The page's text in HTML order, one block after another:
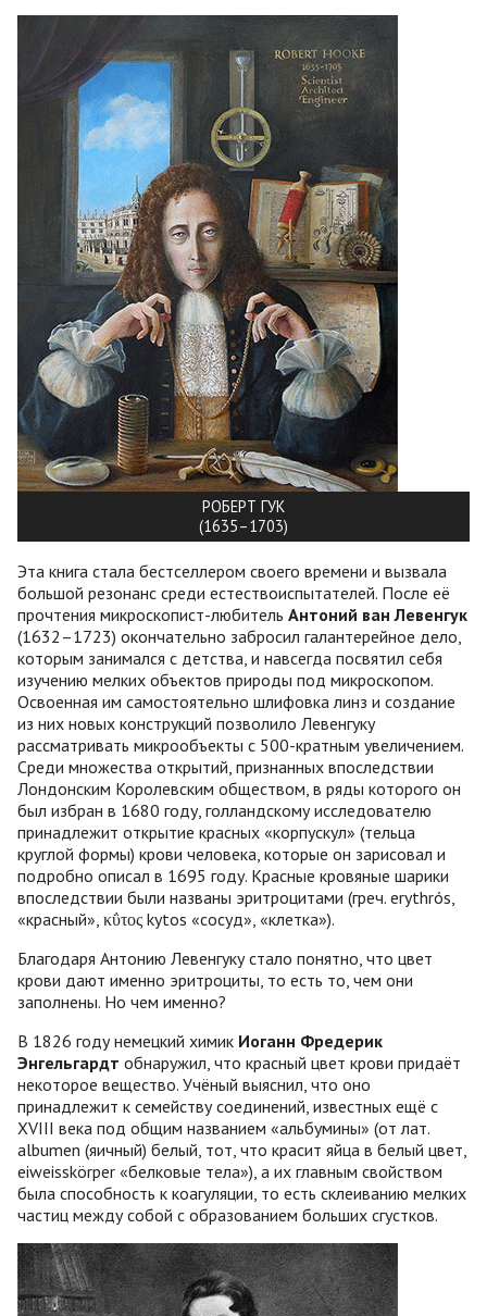
РОБЕРТ ГУК
(1635–1703)
Эта книга стала бестселлером своего времени и вызвала
большой резонанс среди естествоиспытателей. После её
прочтения микроскопист-любитель Антоний ван Левенгук
(1632–1723) окончательно забросил галантерейное дело,
которым занимался с детства, и навсегда посвятил себя
изучению мелких объектов природы под микроскопом.
Освоенная им самостоятельно шлифовка линз и создание
из них новых конструкций позволило Левенгуку
рассматривать микрообъекты с 500-кратным увеличением.
Среди множества открытий, признанных впоследствии
Лондонским Королевским обществом, в ряды которого он
был избран в 1680 году, голландскому исследователю
принадлежит открытие красных «корпускул» (тельца
круглой формы) крови человека, которые он зарисовал и
подробно описал в 1695 году. Красные кровяные шарики
впоследствии были названы эритроцитами (греч. еrуthrós,
«красный», κΰτος kytos «сосуд», «клетка»).
Благодаря Антонию Левенгуку стало понятно, что цвет
крови дают именно эритроциты, то есть то, чем они
заполнены. Но чем именно?
В 1826 году немецкий химик Иоганн Фредерик
Энгельгардт обнаружил, что красный цвет крови придаёт
некоторое вещество. Учёный выяснил, что оно
принадлежит к семейству соединений, известных ещё с
XVIII века под общим названием «альбумины» (от лат.
аlbumen (яичный) белый, тот, что красит яйца в белый цвет,
еiweisskörper «белковые тела»), а их главным свойством
была способность к коагуляции, то есть склеиванию мелких
частиц между собой с образованием больших сгустков.